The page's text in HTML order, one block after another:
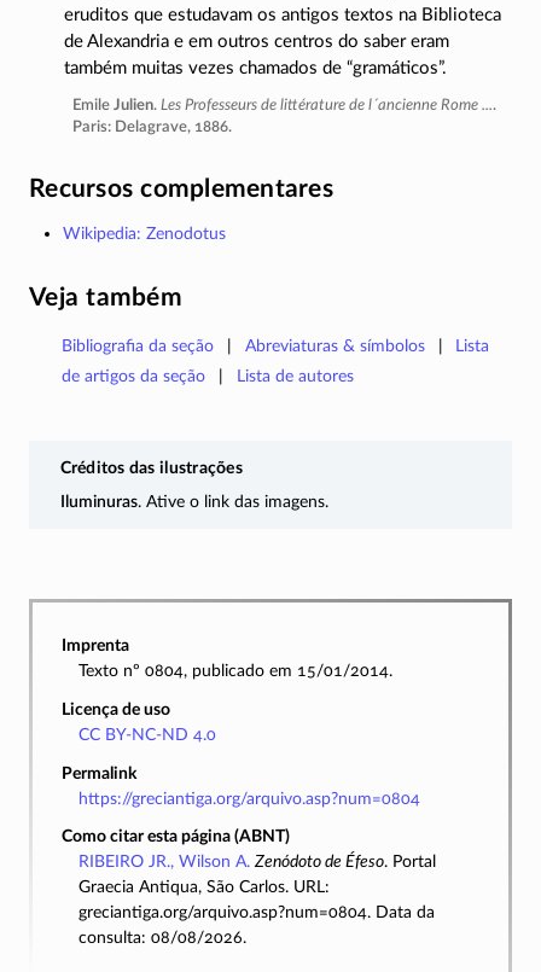
eruditos que estudavam os antigos textos na Biblioteca
de Alexandria e em outros centros do saber eram
também muitas vezes chamados de “gramáticos”.
Emile Julien. Les Professeurs de littérature de l´ancienne Rome ....
Paris: Delagrave, 1886.
Recursos complementares
Wikipedia: Zenodotus
Veja também
Bibliografia da seção Abreviaturas & símbolos
Lista
de artigos da seção
Lista de autores
Créditos das ilustrações
Iluminuras. Ative o link das imagens.
Imprenta
Texto nº 0804, publicado em 15/01/2014.
Licença de uso
CC BY-NC-ND 4.0
Permalink
https://greciantiga.org/arquivo.asp?num=0804
Como citar esta página (ABNT)
RIBEIRO JR., Wilson A. Zenódoto de Éfeso. Portal
Graecia Antiqua, São Carlos. URL:
greciantiga.org/arquivo.asp?num=0804. Data da
consulta: 08/08/2026.